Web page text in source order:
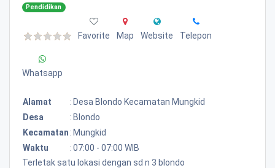
Pendidikan
Favorite Map Website Telepon
Whatsapp
Alamat : Desa Blondo Kecamatan Mungkid
Desa
: Blondo
Kecamatan : Mungkid
Waktu
:07:00 - 07:00 WIB
Terletak satu lokasi dengan sd n 3 blondo